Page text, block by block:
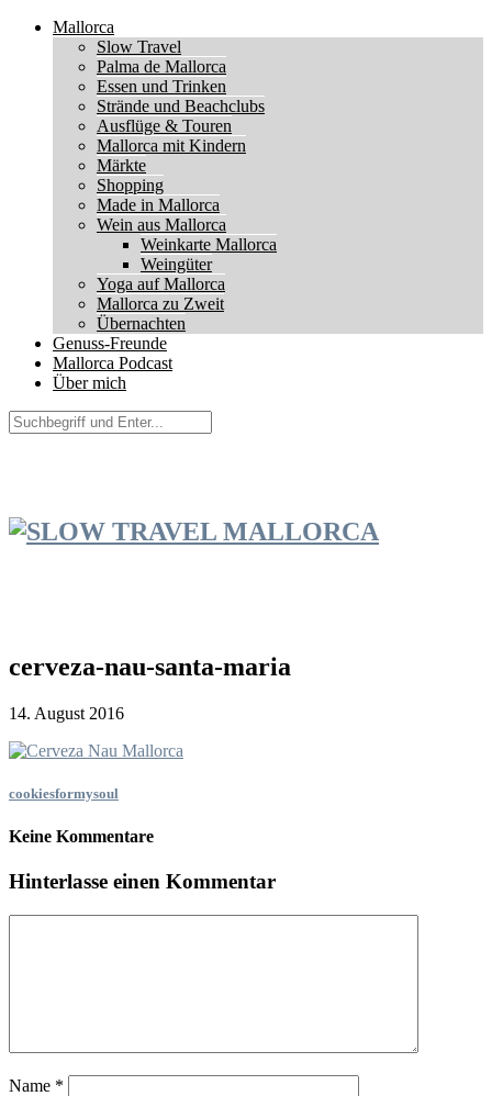
Mallorca
Slow Travel
Palma de Mallorca
Essen und Trinken
Strände und Beachclubs
Ausflüge & Touren
Mallorca mit Kindern
Märkte
Shopping
Made in Mallorca
Wein aus Mallorca
Weinkarte Mallorca
Weingüter
Yoga auf Mallorca
Mallorca zu Zweit
Übernachten
Genuss-Freunde
Mallorca Podcast
Über mich
cerveza-nau-santa-maria
14. August 2016
cookiesformysoul
Keine Kommentare
Hinterlasse einen Kommentar
Name *